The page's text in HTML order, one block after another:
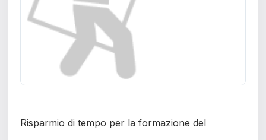
Risparmio di tempo per la formazione del